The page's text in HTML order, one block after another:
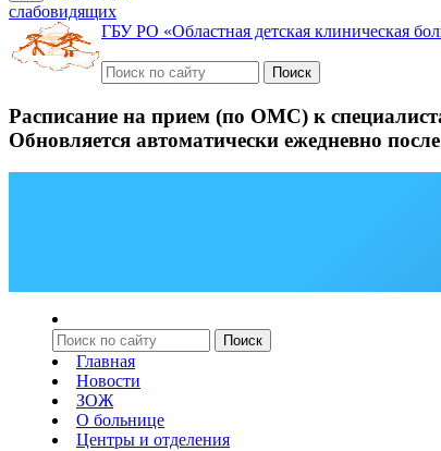
слабовидящих
ГБУ РО «Областная детская клиническая
Расписание на прием (по ОМС) к
Обновляется автоматически ежедневно
Главная
Новости
ЗОЖ
О больнице
Центры и отделения